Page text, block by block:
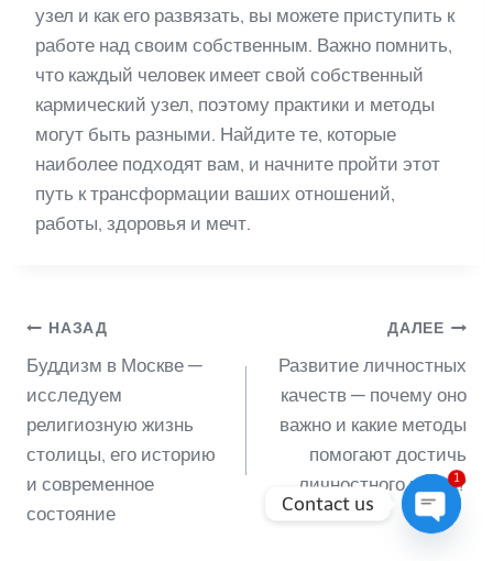
узел и как его развязать, вы можете приступить к
работе над своим собственным. Важно помнить,
что каждый человек имеет свой собственный
кармический узел, поэтому практики и методы
могут быть разными. Найдите те, которые
наиболее подходят вам, и начните пройти этот
путь к трансформации ваших отношений,
работы, здоровья и мечт.
Навигация
по
записям
НАЗАД
Буддизм в Москве —
исследуем
религиозную жизнь
столицы, его историю
и современное
состояние
ДАЛЕЕ
Развитие личностных
качеств — почему оно
важно и какие методы
помогают достичь
личностного роста?
Contact us
1